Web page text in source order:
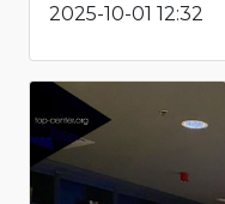
2025-10-01 12:32